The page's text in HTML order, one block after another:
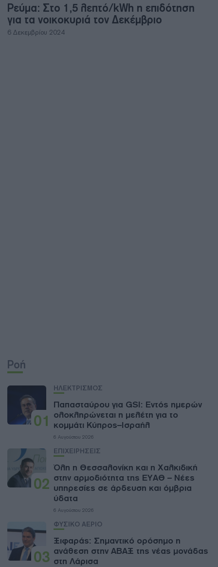
Ρεύμα: Στο 1,5 λεπτό/kWh η επιδότηση
για τα νοικοκυριά τον Δεκέμβριο
6 Δεκεμβρίου 2024
Ροή
01
ΗΛΕΚΤΡΙΣΜΟΣ
Παπασταύρου για GSI: Εντός ημερών
ολοκληρώνεται η μελέτη για το
κομμάτι Κύπρος–Ισραήλ
6 Αυγούστου 2026
02
ΕΠΙΧΕΙΡΗΣΕΙΣ
Όλη η Θεσσαλονίκη και η Χαλκιδική
στην αρμοδιότητα της ΕΥΑΘ – Νέες
υπηρεσίες σε άρδευση και όμβρια
ύδατα
6 Αυγούστου 2026
03
ΦΥΣΙΚΟ ΑΕΡΙΟ
Ξιφαράς: Σημαντικό ορόσημο η
ανάθεση στην ΑΒΑΞ της νέας μονάδας
στη Λάρισα